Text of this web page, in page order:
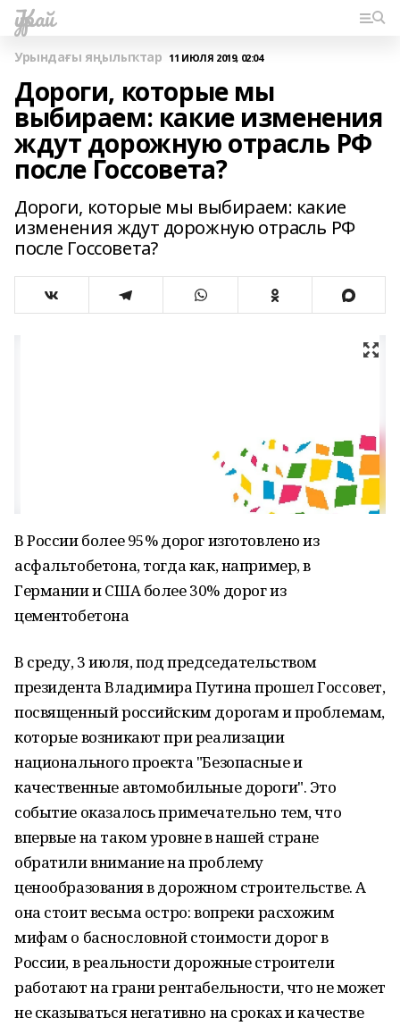
Ҡурай
Урындағы яңылыҡтар 11 ИЮЛЯ 2019, 02:04
Дороги, которые мы
выбираем: какие изменения
ждут дорожную отрасль РФ
после Госсовета?
Дороги, которые мы выбираем: какие
изменения ждут дорожную отрасль РФ
после Госсовета?
В России более 95% дорог изготовлено из
асфальтобетона, тогда как, например, в
Германии и США более 30% дорог из
цементобетона
В среду, 3 июля, под председательством
президента Владимира Путина прошел Госсовет,
посвященный российским дорогам и проблемам,
которые возникают при реализации
национального проекта "Безопасные и
качественные автомобильные дороги". Это
событие оказалось примечательно тем, что
впервые на таком уровне в нашей стране
обратили внимание на проблему
ценообразования в дорожном строительстве. А
она стоит весьма остро: вопреки расхожим
мифам о баснословной стоимости дорог в
России, в реальности дорожные строители
работают на грани рентабельности, что не может
не сказываться негативно на сроках и качестве